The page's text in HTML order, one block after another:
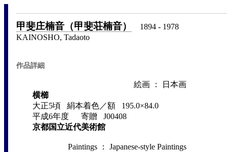
甲斐庄楠音（甲斐荘楠音）
1894 - 1978
KAINOSHO, Tadaoto
作品詳細
絵画 ： 日本画
横櫛
大正5頃 絹本着色／額 195.0×84.0
平成6年度 寄贈 J00408
京都国立近代美術館
Paintings ： Japanese-style Paintings